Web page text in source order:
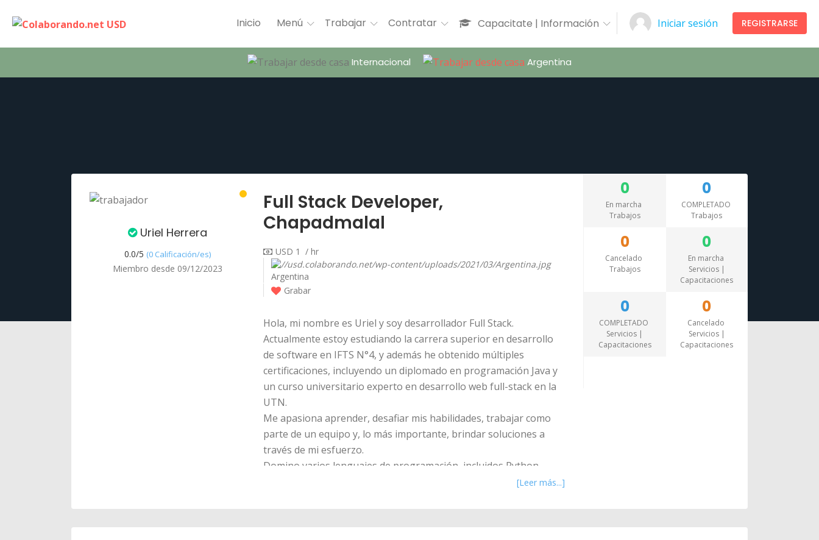
Inicio Menú Trabajar Contratar Capacitate | Información Iniciar sesión REGISTRARSE
Internacional Argentina
Uriel Herrera
0.0/5 (0 Calificación/es)
Miembro desde 09/12/2023
Full Stack Developer,
Chapadmalal
USD 1 / hr
Argentina
Grabar
Hola, mi nombre es Uriel y soy desarrollador Full Stack.
Actualmente estoy estudiando la carrera superior en desarrollo
de software en IFTS N°4, y además he obtenido múltiples
certificaciones, incluyendo un diplomado en programación Java y
un curso universitario experto en desarrollo web full-stack en la
UTN.
Me apasiona aprender, desafiar mis habilidades, trabajar como
parte de un equipo y, lo más importante, brindar soluciones a
través de mi esfuerzo.
Domino varios lenguajes de programación, incluidos Python,
PHP, JavaScript y Java, y tengo conocimiento de bibliotecas y[Leer más...]
0
En marcha
Trabajos
0
COMPLETADO
Trabajos
0
Cancelado
Trabajos
0
En marcha
Servicios |
Capacitaciones
0
COMPLETADO
Servicios |
Capacitaciones
0
Cancelado
Servicios |
Capacitaciones